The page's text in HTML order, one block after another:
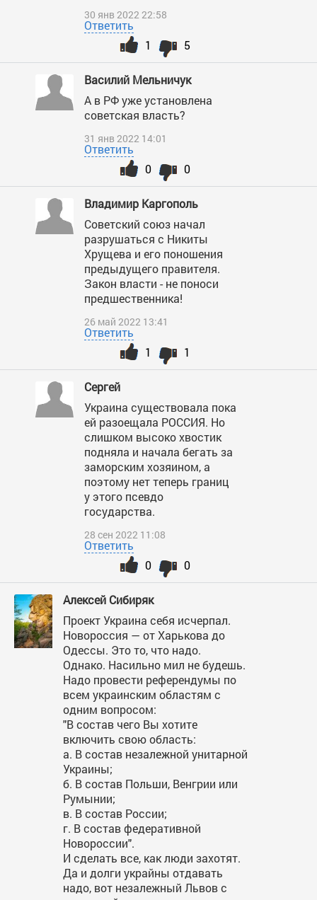
30 янв 2022 22:58
Ответить
5
1
Василий Мельничук
А в РФ уже установлена
советская власть?
31 янв 2022 14:01
Ответить
0
0
Владимир Каргополь
Советский союз начал
разрушаться с Никиты
Хрущева и его поношения
предыдущего правителя.
Закон власти - не поноси
предшественника!
26 май 2022 13:41
Ответить
1
1
Сергей
Украина существовала пока
ей разоещала РОССИЯ. Но
слишком высоко хвостик
подняла и начала бегать за
заморским хозяином, а
поэтому нет теперь границ
у этого псевдо
государства.
28 сен 2022 11:08
Ответить
0
0
Алексей Сибиряк
Проект Украина себя исчерпал.
Новороссия — от Харькова до
Одессы. Это то, что надо.
Однако. Насильно мил не будешь.
Надо провести референдумы по
всем украинским областям с
одним вопросом:
"В состав чего Вы хотите
включить свою область:
а. В состав незалежной унитарной
Украины;
б. В состав Польши, Венгрии или
Румынии;
в. В состав России;
г. В состав федеративной
Новороссии".
И сделать все, как люди захотят.
Да и долги украйны отдавать
надо, вот незалежный Львов с